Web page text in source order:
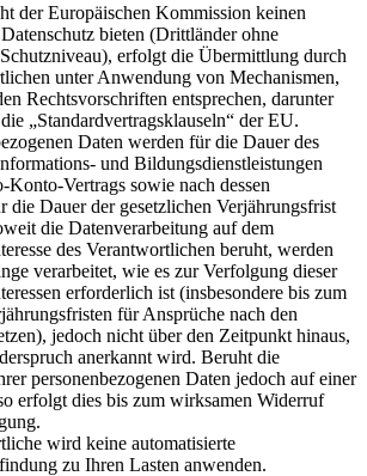
der Europäischen Kommission keinen
bieten (Drittländer ohne
Schutzniveau), erfolgt die Übermittlung durch
unter Anwendung von Mechanismen,
Rechtsvorschriften entsprechen, darunter
„Standardvertragsklauseln“ der EU.
Daten werden für die Dauer des
und Bildungsdienstleistungen
Konto-Vertrags sowie nach dessen
die Dauer der gesetzlichen Verjährungsfrist
die Datenverarbeitung auf dem
des Verantwortlichen beruht, werden
verarbeitet, wie es zur Verfolgung dieser
erforderlich ist (insbesondere bis zum
für Ansprüche nach den
jedoch nicht über den Zeitpunkt hinaus,
anerkannt wird. Beruht die
personenbezogenen Daten jedoch auf einer
erfolgt dies bis zum wirksamen Widerruf
wird keine automatisierte
zu Ihren Lasten anwenden.